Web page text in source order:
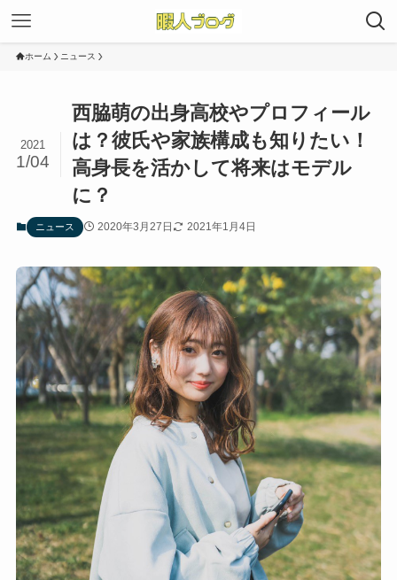
ホーム ニュース
西脇萌の出身高校やプロフィール
は？彼氏や家族構成も知りたい！
高身長を活かして将来はモデル
に？
2021
1/04
ニュース 2020年3月27日 2021年1月4日